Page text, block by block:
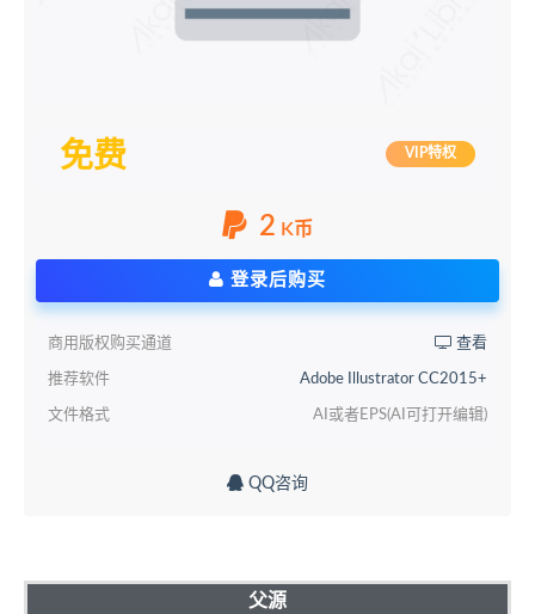
免费 VIP特权
2 K币
登录后购买
商用版权购买通道 查看
推荐软件 Adobe Illustrator CC2015+
文件格式 AI或者EPS(AI可打开编辑)
QQ咨询
父源